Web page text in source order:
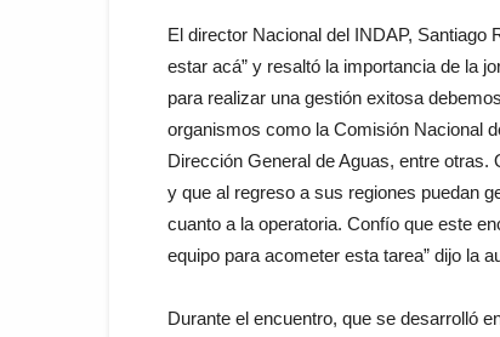
El director Nacional del INDAP, Santiago
estar acá” y resaltó la importancia de la
para realizar una gestión exitosa
organismos como la Comisión Nacional
Dirección General de Aguas, entre
y que al regreso a sus regiones puedan
cuanto a la operatoria. Confío que este
equipo para acometer esta tarea” dijo la
Durante el encuentro, que se desarrolló